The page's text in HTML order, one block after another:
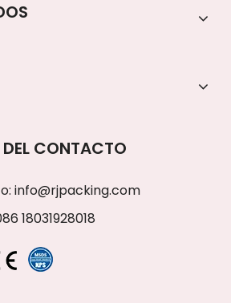
CONTACTO
info@rjpacking.com
18031928018